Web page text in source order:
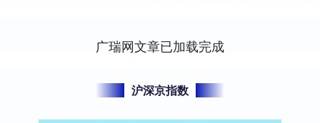
广瑞网文章已加载完成
沪深京指数